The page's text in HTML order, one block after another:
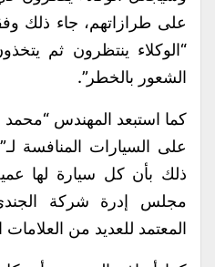
على طرازاتهم، جاء ذلك
“الوكلاء ينتظرون ثم
الشعور بالخطر”.
كما استبعد المهندس
على السيارات المنافسة
ذلك بأن كل سيارة لها
مجلس إدرة شركة
المعتمد للعديد من العلامات